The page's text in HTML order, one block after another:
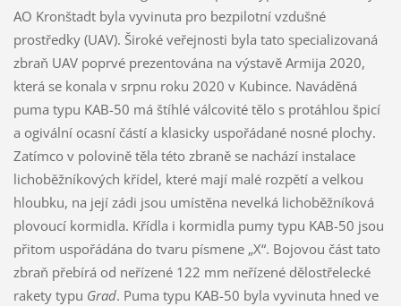
AO Kronštadt byla vyvinuta pro bezpilotní vzdušné
prostředky (UAV). Široké veřejnosti byla tato specializovaná
zbraň UAV poprvé prezentována na výstavě Armija 2020,
která se konala v srpnu roku 2020 v Kubince. Naváděná
puma typu KAB-50 má štíhlé válcovité tělo s protáhlou špicí
a ogivální ocasní částí a klasicky uspořádané nosné plochy.
Zatímco v polovině těla této zbraně se nachází instalace
lichoběžníkových křídel, které mají malé rozpětí a velkou
hloubku, na její zádi jsou umístěna nevelká lichoběžníková
plovoucí kormidla. Křídla i kormidla pumy typu KAB-50 jsou
přitom uspořádána do tvaru písmene „X“. Bojovou část tato
zbraň přebírá od neřízené 122 mm neřízené dělostřelecké
rakety typu Grad. Puma typu KAB-50 byla vyvinuta hned ve